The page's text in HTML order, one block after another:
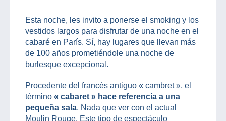
Esta noche, les invito a ponerse el smoking y los
vestidos largos para disfrutar de una noche en el
cabaré en París. Sí, hay lugares que llevan más
de 100 años prometiéndole una noche de
burlesque excepcional.
Procedente del francés antiguo « cambret », el
término « cabaret » hace referencia a una
pequeña sala. Nada que ver con el actual
Moulin Rouge. Este tipo de espectáculo